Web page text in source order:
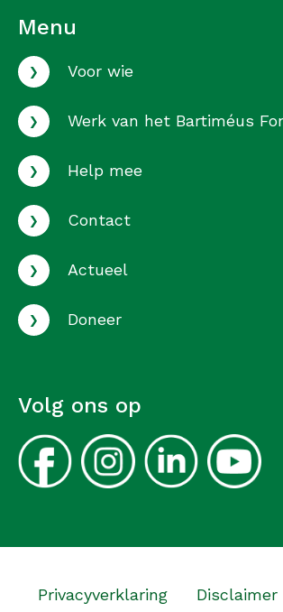
Menu
› Voor wie
› Werk van het Bartiméus
› Help mee
› Contact
› Actueel
› Doneer
Volg ons op
Privacyverklaring Disclaimer